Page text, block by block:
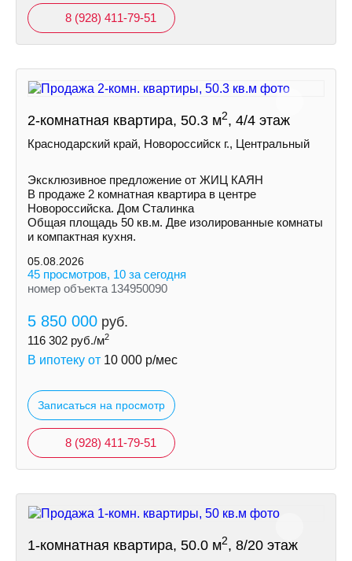
8 (928) 411-79-51
2-комнатная квартира, 50.3 м2, 4/4 этаж
Краснодарский край, Новороссийск г., Центральный
Эксклюзивное предложение от ЖИЦ КАЯН
В продаже 2 комнатная квартира в центре
Новороссийска. Дом Сталинка
Общая площадь 50 кв.м. Две изолированные комнаты
и компактная кухня.
05.08.2026
45 просмотров, 10 за сегодня
номер объекта 134950090
5 850 000 руб.
116 302 руб./м2
В ипотеку от 10 000 р/мес
Записаться на просмотр
8 (928) 411-79-51
1-комнатная квартира, 50.0 м2, 8/20 этаж